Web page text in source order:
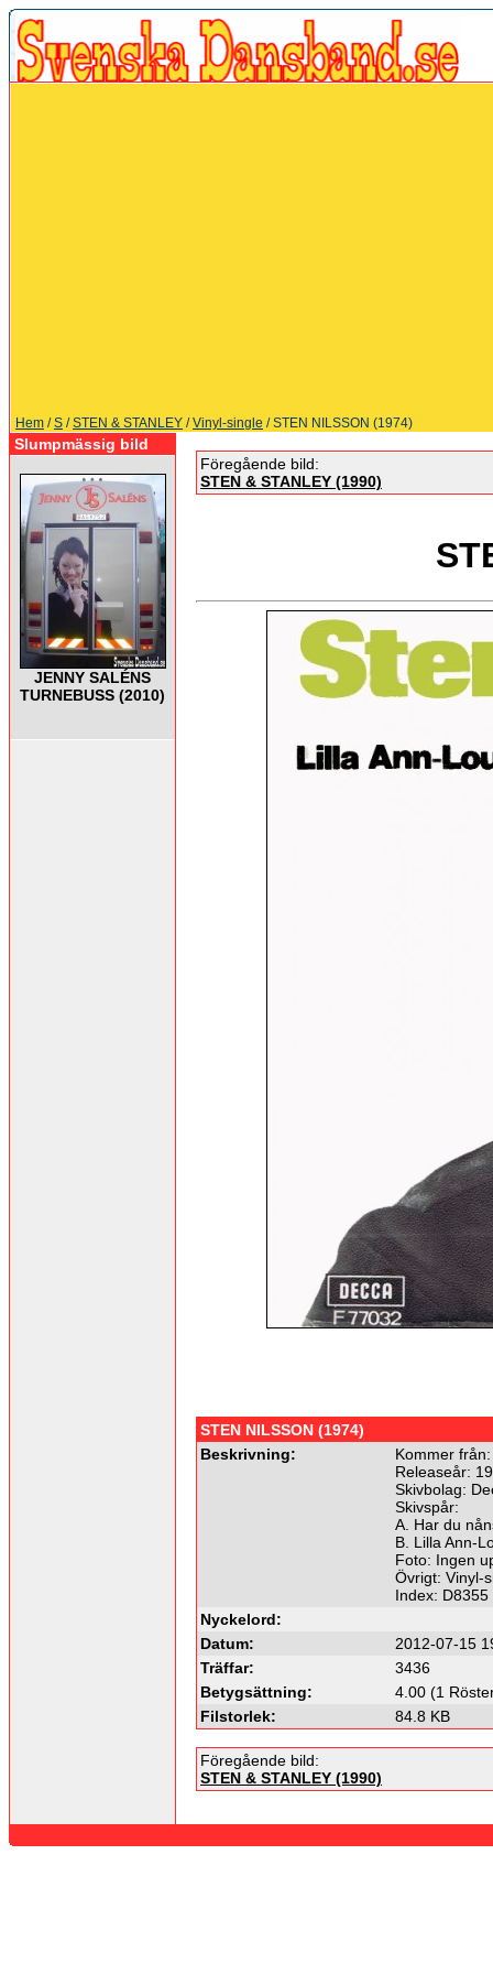
Hem /S /STEN & STANLEY /Vinyl-single / STEN NILSSON (1974)
Slumpmässig bild
JENNY SALÉNS
TURNEBUSS (2010)
Föregående bild:
STEN & STANLEY (1990)
STEN NILSSON (1974)
Beskrivning:
Kommer
Releaseår:
Skivbolag:
Skivspår:
A. Har du
B. Lilla Ann-
Foto: Ingen
Övrigt: Vinyl-
Index: D8355
Nyckelord:
Datum:
2012-07-15
Träffar:
3436
Betygsättning:
4.00 (1
Filstorlek:
84.8 KB
Föregående bild:
STEN & STANLEY (1990)